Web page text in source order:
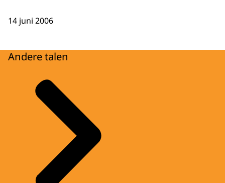
14 juni 2006
Andere talen